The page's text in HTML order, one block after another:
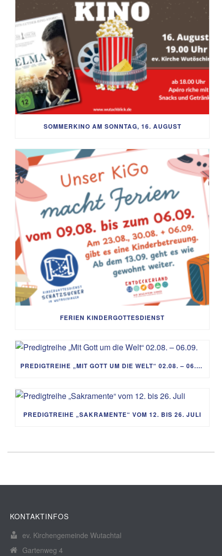
SOMMERKINO AM SONNTAG, 16. AUGUST
FERIEN KINDERGOTTESDIENST
PREDIGTREIHE „MIT GOTT UM DIE WELT“ 02.08. – 06.09.
PREDIGTREIHE „SAKRAMENTE“ VOM 12. BIS 26. JULI
KONTAKTINFOS
ev. Kirchengemeinde Wutachtal
Gartenweg 4